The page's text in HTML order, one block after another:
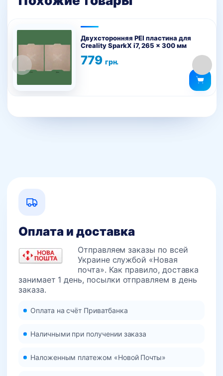
Двухсторонняя PEI пластина для
Creality SparkX i7, 265 x 300 мм
779 грн.
Оплата и доставка
Отправляем заказы по всей
Украине службой «Новая
почта». Как правило, доставка
занимает 1 день, посылки отправляем в день
заказа.
Оплата на счёт Приватбанка
Наличными при получении заказа
Наложенным платежом «Новой Почты»